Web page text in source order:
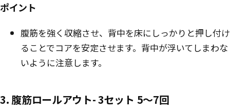
ポイント
腹筋を強く収縮させ、背中を床にしっかりと押し付け
ることでコアを安定させます。背中が浮いてしまわな
いように注意します。
3. 腹筋ロールアウト- 3セット 5〜7回